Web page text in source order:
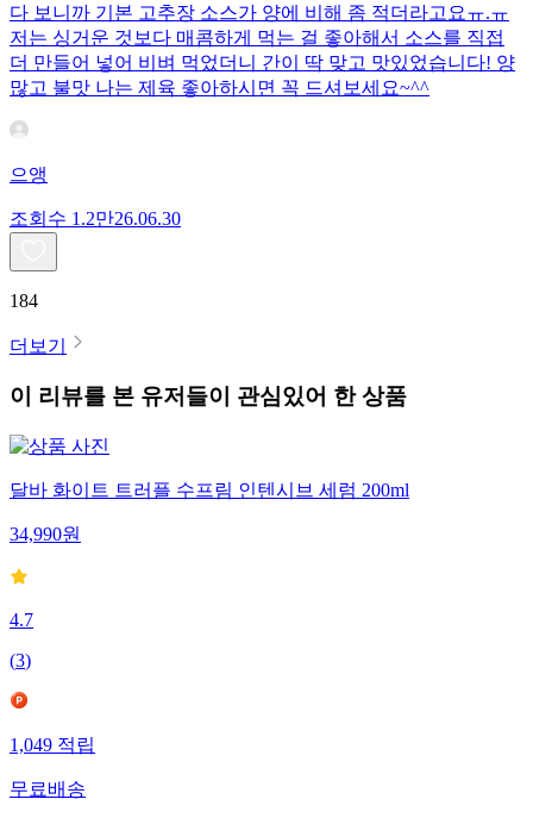
다 보니까 기본 고추장 소스가 양에 비해 좀 적더라고요ㅠ.ㅠ
저는 싱거운 것보다 매콤하게 먹는 걸 좋아해서 소스를 직접
더 만들어 넣어 비벼 먹었더니 간이 딱 맞고 맛있었습니다! 양
많고 불맛 나는 제육 좋아하시면 꼭 드셔보세요~^^
으앵
조회수 1.2만26.06.30
184
더보기
이 리뷰를 본 유저들이 관심있어 한 상품
달바 화이트 트러플 수프림 인텐시브 세럼 200ml
34,990원
4.7
(3)
1,049 적립
무료배송